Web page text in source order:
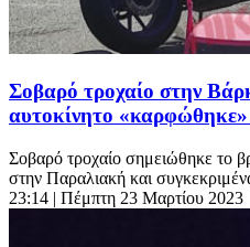
Σοβαρό τροχαίο στην
αυτοκίνητο
Σοβαρό τροχαίο σημειώθηκε το
στην Παραλιακή και
23:14 | Πέμπτη 23 Μαρτίου 2023